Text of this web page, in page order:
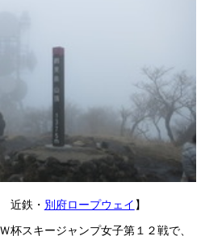
近鉄・ 別府ロープウェイ 】
杯スキージャンプ女子第１２戦で、